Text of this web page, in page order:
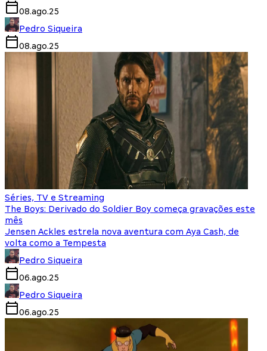
08.ago.25
Pedro Siqueira
08.ago.25
Séries, TV e Streaming
The Boys: Derivado do Soldier Boy começa gravações este
mês
Jensen Ackles estrela nova aventura com Aya Cash, de
volta como a Tempesta
Pedro Siqueira
06.ago.25
Pedro Siqueira
06.ago.25